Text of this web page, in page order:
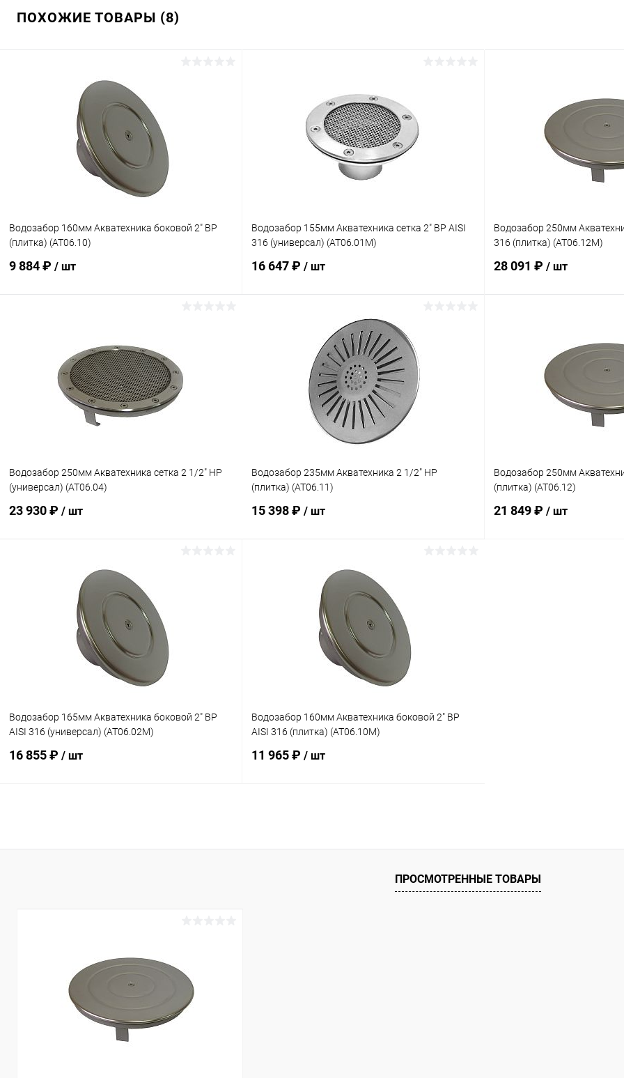
ПОХОЖИЕ ТОВАРЫ (8)
Водозабор 160мм Акватехника боковой 2" ВР
(плитка) (AT06.10)
9 884 ₽ / шт
В избранное
К сравнению В наличии
Водозабор 155мм Акватехника сетка 2" ВР AISI
316 (универсал) (AT06.01M)
16 647 ₽ / шт
В корзину
В избранное
К сравнению Под заказ
Водозабор 250мм
316 (плитка) (AT06.12M)
28 091 ₽ / шт
В избранное
К сравнению
Водозабор 250мм Акватехника сетка 2 1/2" НР
(универсал) (AT06.04)
23 930 ₽ / шт
В корзину
В наличии
Водозабор 235мм Акватехника 2 1/2" НР
(плитка) (AT06.11)
15 398 ₽ / шт
В корзину
В наличии
Водозабор 250мм
(плитка) (AT06.12)
21 849 ₽ / шт
Водозабор 165мм Акватехника боковой 2" ВР
AISI 316 (универсал) (AT06.02M)
16 855 ₽ / шт
В избранное
Водозабор 160мм Акватехника боковой 2" ВР
AISI 316 (плитка) (AT06.10M)
11 965 ₽ / шт
В избранное
Под заказ
ПРОСМОТРЕННЫЕ ТОВАРЫ